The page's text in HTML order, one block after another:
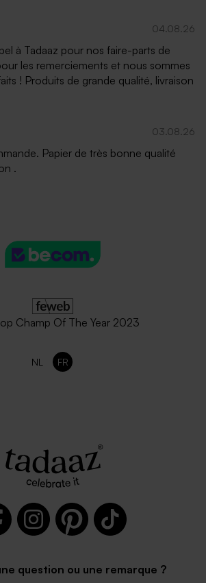
04.08.26
à Tadaaz pour nos faire-parts de
les remerciements et nous sommes
! Produits de grande qualité, livraison
03.08.26
Papier de très bonne qualité
.
Champ Of The Year 2023
NL FR
question ou une remarque ?